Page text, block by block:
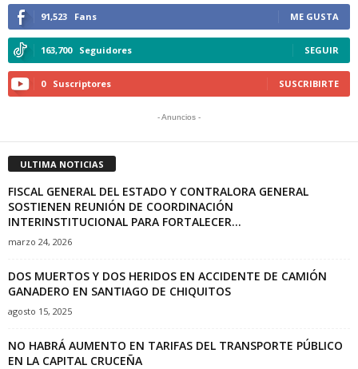
91,523 Fans ME GUSTA
163,700 Seguidores SEGUIR
0 Suscriptores SUSCRIBIRTE
- Anuncios -
ULTIMA NOTICIAS
FISCAL GENERAL DEL ESTADO Y CONTRALORA GENERAL
SOSTIENEN REUNIÓN DE COORDINACIÓN
INTERINSTITUCIONAL PARA FORTALECER...
marzo 24, 2026
DOS MUERTOS Y DOS HERIDOS EN ACCIDENTE DE CAMIÓN
GANADERO EN SANTIAGO DE CHIQUITOS
agosto 15, 2025
NO HABRÁ AUMENTO EN TARIFAS DEL TRANSPORTE PÚBLICO
EN LA CAPITAL CRUCEÑA